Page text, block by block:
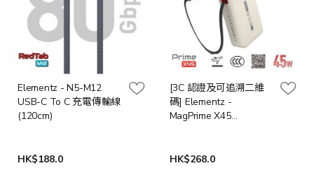
Elementz - N5-M12
USB-C To C 充電傳輸線
(120cm)
HK$188.0
[3C 認證及可追溯二維
碼] Elementz -
MagPrime X45
白]
HK$268.0